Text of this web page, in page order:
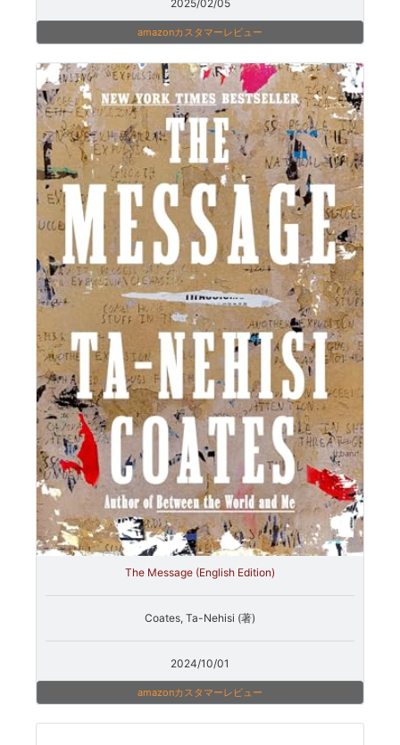
2025/02/05
amazonカスタマーレビュー
The Message (English Edition)
Coates, Ta-Nehisi (著)
2024/10/01
amazonカスタマーレビュー